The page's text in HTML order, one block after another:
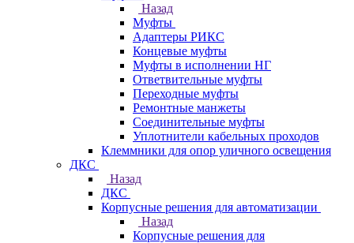
Назад
Муфты
Адаптеры РИКС
Концевые муфты
Муфты в исполнении НГ
Ответвительные муфты
Переходные муфты
Ремонтные манжеты
Соединительные муфты
Уплотнители кабельных проходов
Клеммники для опор уличного освещения
ДКС
Назад
ДКС
Корпусные решения для автоматизации
Назад
Корпусные решения для